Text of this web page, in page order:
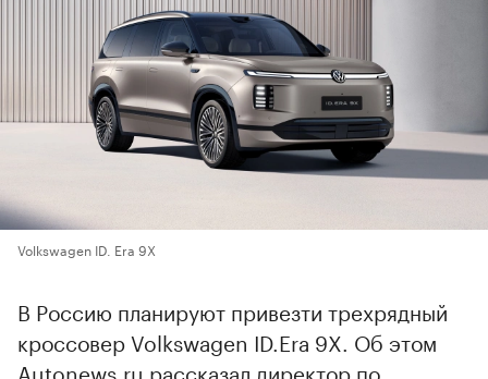
Volkswagen ID. Era 9X
В Россию планируют привезти трехрядный
кроссовер Volkswagen ID.Era 9X. Об этом
Autonews.ru рассказал директор по